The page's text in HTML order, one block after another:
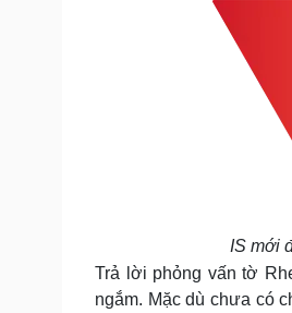
Dinh dưỡng - món ngon
Cải chính
IS mới
Trả lời phỏng vấn tờ
ngắm. Mặc dù chưa có